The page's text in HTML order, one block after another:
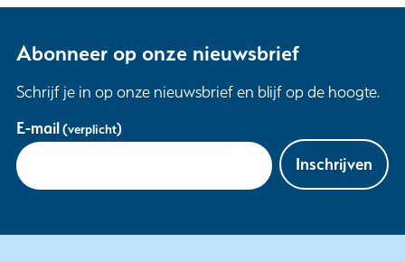
Abonneer op onze nieuwsbrief
Schrijf je in op onze nieuwsbrief en blijf op de hoogte.
Uw
gegevens
E-mail(verplicht)
Inschrijven